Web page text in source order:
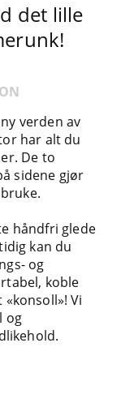
det lille
verden av
har alt du
De to
sidene gjør
håndfri glede
kan du
og
koble
Vi
og